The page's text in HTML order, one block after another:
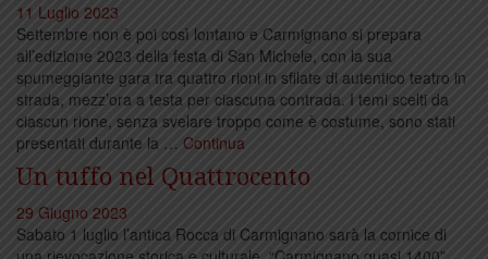
11 Luglio 2023
Settembre non è poi così lontano e Carmignano si prepara
all’edizione 2023 della festa di San Michele, con la sua
spumeggiante gara tra quattro rioni in sfilate di autentico teatro in
strada, mezz’ora a testa per ciascuna contrada. I temi scelti da
ciascun rione, senza svelare troppo come è costume, sono stati
presentati durante la … Continua
Un tuffo nel Quattrocento
29 Giugno 2023
Sabato 1 luglio l’antica Rocca di Carmignano sarà la cornice di